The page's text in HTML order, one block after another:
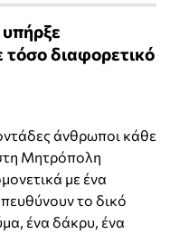
τόσο διαφορετικό
άνθρωποι κάθε
Μητρόπολη
με ένα
το δικό
ένα δάκρυ, ένα